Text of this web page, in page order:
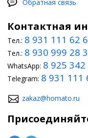
Обратная связь
Контактная
Тел.: 8 931 111 62
Тел.: 8 930 999 28
WhatsApp: 8 925 342
Telegram: 8 931 111
zakaz@homato.ru